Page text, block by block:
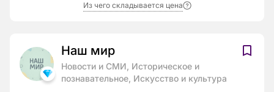
Из чего складывается цена
Наш мир
Новости и СМИ, Историческое и
познавательное, Искусство и культура